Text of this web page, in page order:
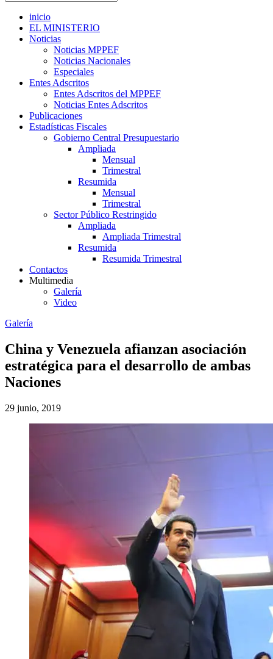
inicio
EL MINISTERIO
Noticias
Noticias MPPEF
Noticias Nacionales
Especiales
Entes Adscritos
Entes Adscritos del MPPEF
Noticias Entes Adscritos
Publicaciones
Estadísticas Fiscales
Gobierno Central Presupuestario
Ampliada
Mensual
Trimestral
Resumida
Mensual
Trimestral
Sector Público Restringido
Ampliada
Ampliada Trimestral
Resumida
Resumida Trimestral
Contactos
Multimedia
Galería
Video
Galería
China y Venezuela afianzan asociación
estratégica para el desarrollo de ambas
Naciones
29 junio, 2019